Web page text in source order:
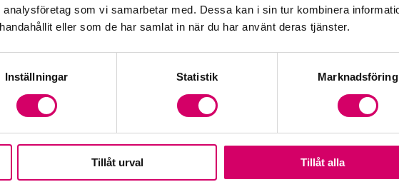
som vi samarbetar med. Dessa kan i sin tur kombinera
eller som de har samlat in när du har använt deras tjänster.
Inställningar Statistik Marknadsföring
Tillåt urval Tillåt alla